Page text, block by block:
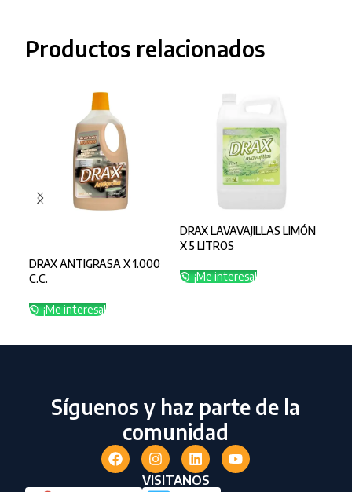
Productos relacionados
DRAX ANTIGRASA X 1.000
C.C.
¡Me interesa!
DRAX LAVAVAJILLAS LIMÓN
X 5 LITROS
¡Me interesa!
Síguenos y haz parte de la
comunidad
VISITANOS